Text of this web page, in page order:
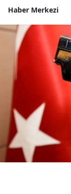
Haber Merkezi